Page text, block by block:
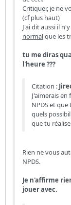
Critiquer, je ne
(cf plus haut)
J'ai dit aussi il
normalque les
tu me diras
l'heure ???
Citation :
J'aimerais
NPDS et
quels
que tu
Rien ne vous
NPDS.
Je n'affirme
jouer avec.